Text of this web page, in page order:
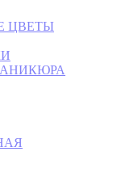
ЦВЕТЫ